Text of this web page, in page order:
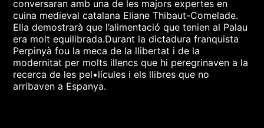
conversaran amb una de les majors expertes en
cuina medieval catalana Eliane Thibaut-Comelade.
Ella demostrarà que l’alimentació que tenien al Palau
era molt equilibrada.Durant la dictadura franquista
Perpinyà fou la meca de la llibertat i de la
modernitat per molts illencs que hi peregrinaven a la
recerca de les pel•lícules i els llibres que no
arribaven a Espanya.